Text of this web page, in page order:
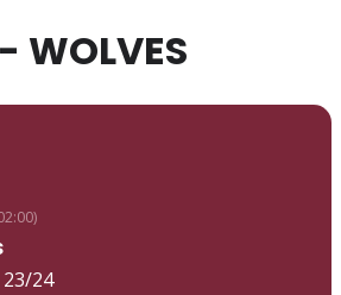
WOLVES
23/24